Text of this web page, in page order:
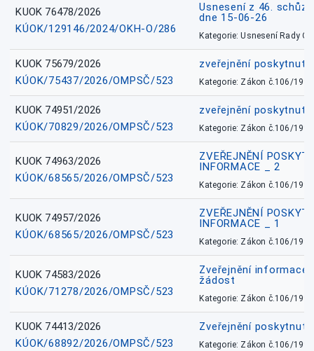
KUOK 76478/2026
KÚOK/129146/2024/OKH-O/286
Usnesení z 46.
dne 15-06-26
Kategorie: Usnesení Rady
KUOK 75679/2026
KÚOK/75437/2026/OMPSČ/523
zveřejnění
Kategorie: Zákon č.106/1999
KUOK 74951/2026
KÚOK/70829/2026/OMPSČ/523
zveřejnění
Kategorie: Zákon č.106/1999
KUOK 74963/2026
KÚOK/68565/2026/OMPSČ/523
ZVEŘEJNĚNÍ
INFORMACE _ 2
Kategorie: Zákon č.106/1999
KUOK 74957/2026
KÚOK/68565/2026/OMPSČ/523
ZVEŘEJNĚNÍ
INFORMACE _ 1
Kategorie: Zákon č.106/1999
KUOK 74583/2026
KÚOK/71278/2026/OMPSČ/523
Zveřejnění informace
žádost
Kategorie: Zákon č.106/1999
KUOK 74413/2026
KÚOK/68892/2026/OMPSČ/523
Zveřejnění
Kategorie: Zákon č.106/1999